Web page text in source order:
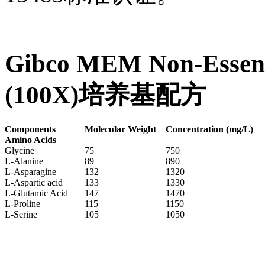
Gibco MEM Non-
(100X)培养基配方
Components Molecular Weight
Concentration (mg/L)
Amino Acids
Glycine
75
750
L-Alanine
89
890
L-Asparagine
132
1320
L-Aspartic acid
133
1330
L-Glutamic Acid
147
1470
L-Proline
115
1150
L-Serine
105 1050